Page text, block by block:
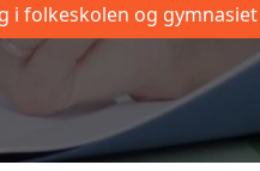
i folkeskolen og